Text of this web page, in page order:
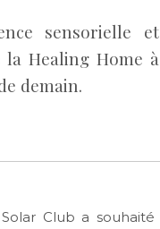
sensorielle et
Healing Home à
demain.
Club a souhaité